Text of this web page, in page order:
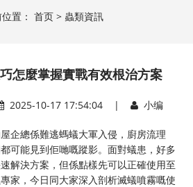
置： 首页> 蟲類資訊
怎麼掌握實戰有效根治方案
2025-10-17 17:54:04 | 小编
企總係難逃螞蟻大軍入侵，廚房流理
可能見到佢哋嘅蹤影。面對蟻患，好多
解決方案，但係點樣先可以正確使用至
家，今日同大家深入剖析滅蟻噴霧嘅使